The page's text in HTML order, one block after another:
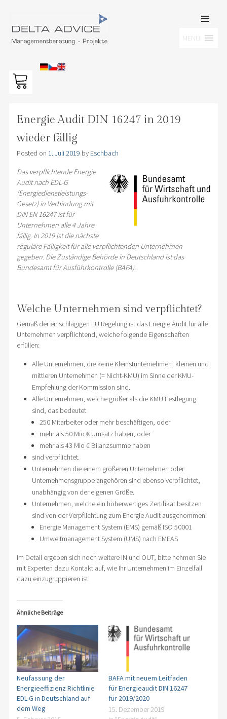
CONTENT
MENU
Energie Audit DIN 16247 in 2019
wieder fällig
Posted on 1. Juli 2019 by Eschbach
Das verpflichtende Energie
Audit nach EDL-G
(Energiedienstleistungs-
Gesetz) in Verbindung mit
DIN EN 16247 ist für
Unternehmen alle 4 Jahre
fällig. In 2019 ist die nächste
reguläre Fälligkeit für alle verpflichtenden Unternehmen
gegeben. Die Zuständige Behörde in Deutschland ist das
Bundesamt für Ausführkontrolle (BAFA).
Welche Unternehmen sind verpflichtet?
Gemäß der einschlägigen EU Regelung ist das Energie Audit für alle
Unternehmen verpflichtend, welche folgende Eigenschaften
erfüllen:
Alle Unternehmen, die keine Kleinstunternehmen, kleinen und
mittleren Unternehmen (= Nicht-KMU) im Sinne der KMU-
Empfehlung der Kommission sind.
Alle Unternehmen, welche größer als die KMU Festlegung
sind, das bedeutet
250 Mitarbeiter oder mehr beschäftigen, oder
mehr als 50 Mio € Umsatz haben, oder
mehr als 43 Mio € Bilanzsumme haben
sind verpflichtet.
Unternehmen die einem größeren Unternehmen oder
Unternehmensgruppe angehören sind ebenso verpflichtet,
unabhängig von der eigenen Größe.
Unternehmen, welche ein höherwertiges Zertifikat besitzen
sind von der Verpflichtung zum Energie Audit ausgenommen:
Energie Management System (EMS) gemäß ISO 50001
Umweltmanagement System (UMS) nach EMEAS
Im Detail ergeben sich noch weitere IN und OUT, bitte nehmen Sie
mit Experten dazu Kontakt auf, wie Ihr Unternehmen im Einzelfall
dazu einzugruppieren ist.
Ähnliche Beiträge
Neufassung der
Energieeffizienz Richtlinie
EDL-G in Deutschland auf
dem Weg
BAFA mit neuem Leitfaden
für Energieaudit DIN 16247
für 2019/2020
15. Dezember 2019